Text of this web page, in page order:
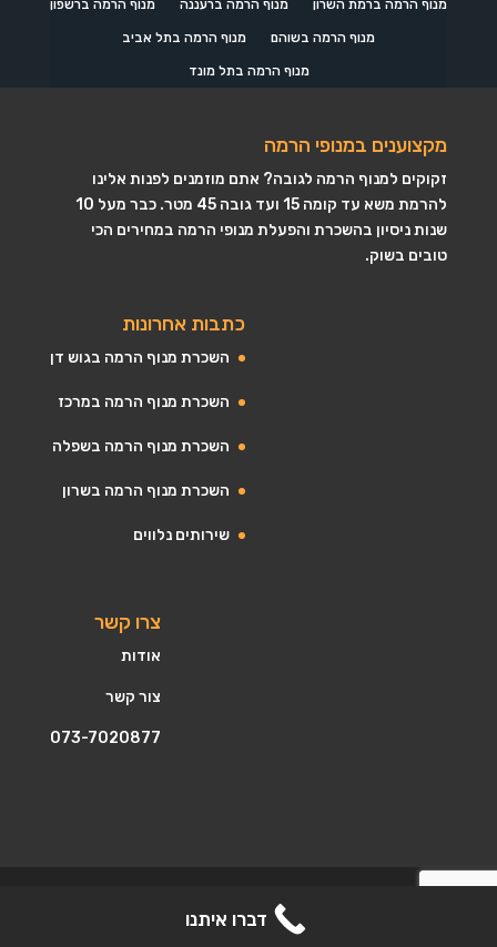
מנוף הרמה ברמת השרון מנוף הרמה ברעננה מנוף הרמה ברשפון
מנוף הרמה בשוהם מנוף הרמה בתל אביב
מנוף הרמה בתל מונד
מקצוענים במנופי הרמה
זקוקים למנוף הרמה לגובה? אתם מוזמנים לפנות אלינו
להרמת משא עד קומה 15 ועד גובה 45 מטר. כבר מעל 10
שנות ניסיון בהשכרת והפעלת מנופי הרמה במחירים הכי
טובים בשוק.
כתבות אחרונות
השכרת מנוף הרמה בגוש דן
השכרת מנוף הרמה במרכז
השכרת מנוף הרמה בשפלה
השכרת מנוף הרמה בשרון
שירותים נלווים
צרו קשר
אודות
צור קשר
073-7020877
מנופי הרמה מזמינים מהמקצוענים במנופים.
דברו איתנו